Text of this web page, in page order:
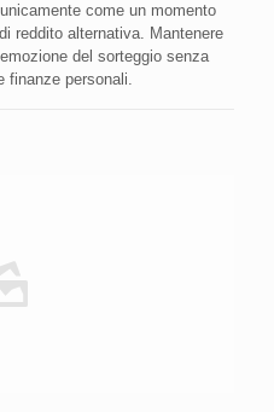
come un momento
reddito alternativa. Mantenere
del sorteggio senza
finanze personali.